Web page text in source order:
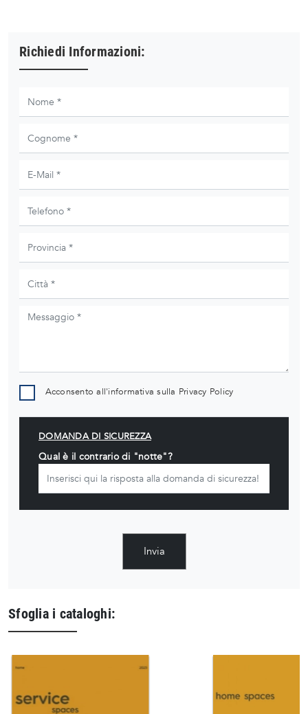
Richiedi Informazioni:
Acconsento all'informativa sulla Privacy Policy
DOMANDA DI SICUREZZA
Qual è il contrario di "notte"?
Invia
Sfoglia i cataloghi: